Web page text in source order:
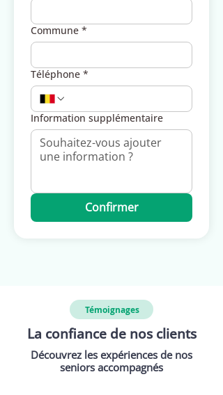
Commune *
Téléphone *
Information supplémentaire
Confirmer
Témoignages
La confiance de nos clients
Découvrez les expériences de nos
seniors accompagnés